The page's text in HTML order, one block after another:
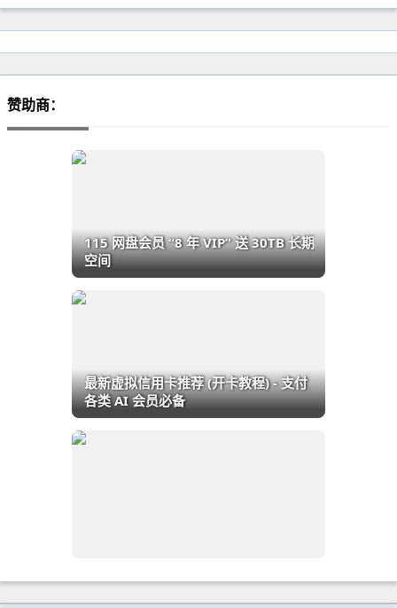
赞助商：
115 网盘会员 “8 年 VIP” 送 30TB 长期
空间
最新虚拟信用卡推荐 (开卡教程) - 支付
各类 AI 会员必备